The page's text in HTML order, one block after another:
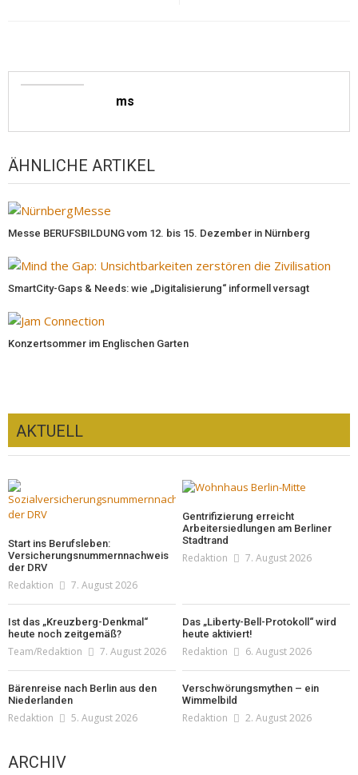
ms
ÄHNLICHE ARTIKEL
Messe BERUFSBILDUNG vom 12. bis 15. Dezember in Nürnberg
SmartCity-Gaps & Needs: wie „Digitalisierung“ informell versagt
Konzertsommer im Englischen Garten
AKTUELL
Start ins Berufsleben:
Versicherungsnummernnachweis
der DRV
Redaktion 7. August 2026
Gentrifizierung erreicht
Arbeitersiedlungen am Berliner
Stadtrand
Redaktion 7. August 2026
Ist das „Kreuzberg-Denkmal“
heute noch zeitgemäß?
Team/Redaktion 7. August 2026
Das „Liberty-Bell-Protokoll“ wird
heute aktiviert!
Redaktion 6. August 2026
Bärenreise nach Berlin aus den
Niederlanden
Redaktion 5. August 2026
Verschwörungsmythen – ein
Wimmelbild
Redaktion 2. August 2026
ARCHIV